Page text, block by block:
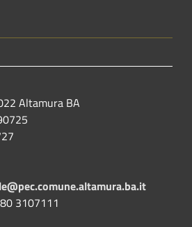
Altamura BA
3107111